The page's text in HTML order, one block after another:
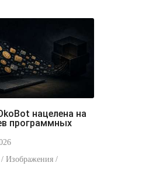
программных
Изображения /